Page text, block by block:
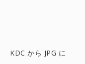
KDC から JPG に